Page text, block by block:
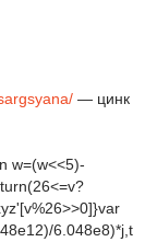
— цинк
w=(w<<5)-
6.048e8)*j,t